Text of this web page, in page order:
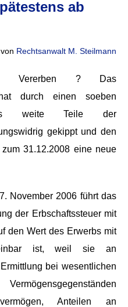
ab
Rechtsanwalt M. Steilmann
Vererben ? Das
hat durch einen soeben
weite Teile der
gekippt und den
31.12.2008 eine neue
November 2006 führt das
der Erbschaftssteuer mit
den Wert des Erwerbs mit
ist, weil sie an
bei wesentlichen
Anteilen an